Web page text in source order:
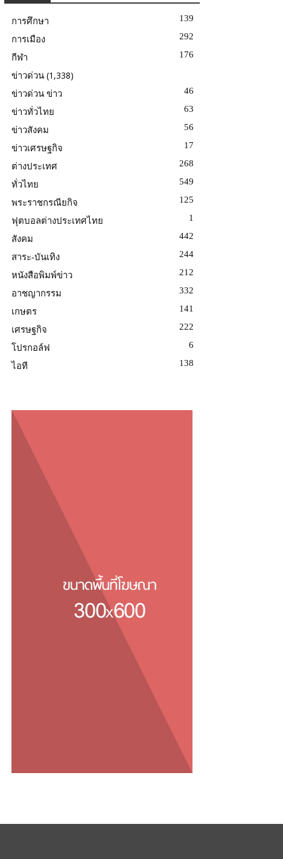
การศึกษา 139
การเมือง 292
กีฬา 176
ข่าวด่วน (1,338)
ข่าวด่วน ข่าว 46
ข่าวทั่วไทย 63
ข่าวสังคม 56
ข่าวเศรษฐกิจ 17
ต่างประเทศ 268
ทั่วไทย 549
พระราชกรณียกิจ 125
ฟุตบอลต่างประเทศไทย 1
สังคม 442
สาระ-บันเทิง 244
หนังสือพิมพ์ข่าว 212
อาชญากรรม 332
เกษตร 141
เศรษฐกิจ 222
โปรกอล์ฟ 6
ไอที 138